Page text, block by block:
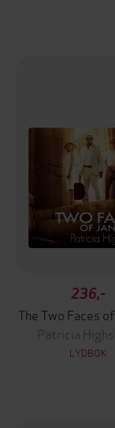
236,-
The Two Faces
Patricia
LYDBOK